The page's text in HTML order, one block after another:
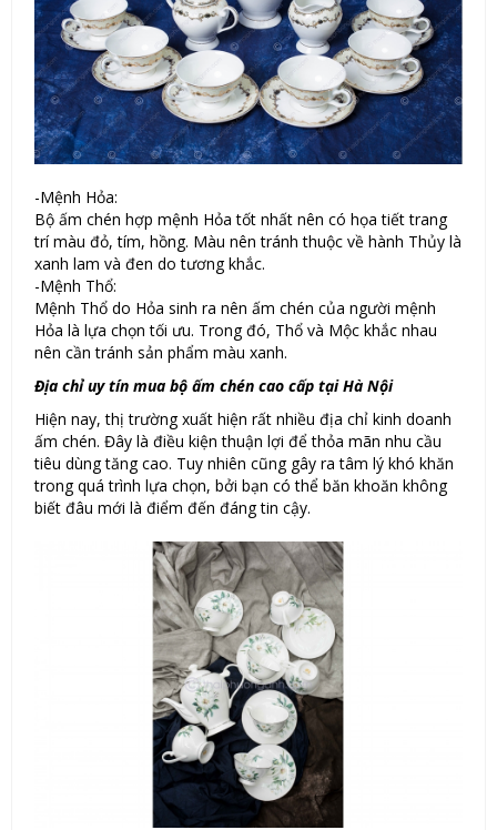
-Mệnh Hỏa:
Bộ ấm chén hợp mệnh Hỏa tốt nhất nên có họa tiết trang
trí màu đỏ, tím, hồng. Màu nên tránh thuộc về hành Thủy là
xanh lam và đen do tương khắc.
-Mệnh Thổ:
Mệnh Thổ do Hỏa sinh ra nên ấm chén của người mệnh
Hỏa là lựa chọn tối ưu. Trong đó, Thổ và Mộc khắc nhau
nên cần tránh sản phẩm màu xanh.
Địa chỉ uy tín mua bộ ấm chén cao cấp tại Hà Nội
Hiện nay, thị trường xuất hiện rất nhiều địa chỉ kinh doanh
ấm chén. Đây là điều kiện thuận lợi để thỏa mãn nhu cầu
tiêu dùng tăng cao. Tuy nhiên cũng gây ra tâm lý khó khăn
trong quá trình lựa chọn, bởi bạn có thể băn khoăn không
biết đâu mới là điểm đến đáng tin cậy.